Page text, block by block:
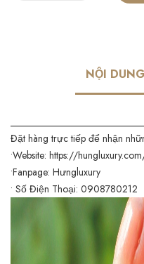
NỘI DUNG
Đặt hàng trực tiếp để nhận
•Website: https://
•Fanpage: Hưngluxury
• Số Điện Thoại: 0908780212